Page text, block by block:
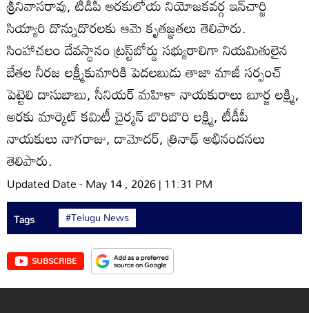
సియ్యారి దొన్నుదొరలకు ఆమె కృతజ్ఞతలు తెలిపారు.
సింహాచలం దేవస్థానం ట్రస్ట్‌బోర్డు సభ్యురాలిగా నియమితులైన
బేతల నీరజ లక్ష్మీకుమారికి పెదలబుడు తాజా మాజీ సర్పంచ్‌
పెట్టెలి దాసుబాబు, సీనియర్‌ మహిళా నాయకురాలు బూర్జ లక్ష్మి,
అరకు మార్కెట్‌ కమిటీ చైర్మన్‌ బొరిబొరి లక్ష్మి, టీడీపీ
నాయకులు నాగరాజు, దామోదర్‌, త్రినాథ్‌ అభినందనలు
తెలిపారు.
Updated Date - May 14 , 2026 | 11:31 PM
Tags #Telugu News
SUBSCRIBE